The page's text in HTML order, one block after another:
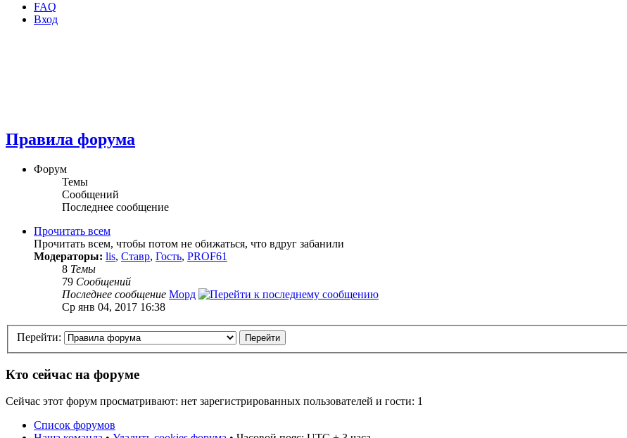
FAQ
Вход
Правила форума
Форум
Темы
Сообщений
Последнее сообщение
Прочитать всем
Прочитать всем, чтобы потом не обижаться, что вдруг забанили
Модераторы: lis, Ставр, Гость, PROF61
8 Темы
79 Сообщений
Последнее сообщение Морд
Ср янв 04, 2017 16:38
Перейти:
Кто сейчас на форуме
Сейчас этот форум просматривают: нет зарегистрированных пользователей и гости: 1
Список форумов